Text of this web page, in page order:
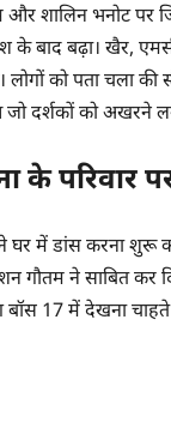
और शालिन भनोट पर
बाद बढ़ा। खैर,
को पता चला की
दर्शकों को अखरने
के परिवार
में डांस करना शुरू
गौतम ने साबित कर
बॉस 17 में देखना